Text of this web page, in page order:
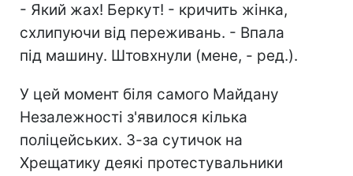
- Який жах! Беркут! - кричить жінка,
схлипуючи від переживань. - Впала
під машину. Штовхнули (мене, - ред.).
У цей момент біля самого Майдану
Незалежності з'явилося кілька
поліцейських. З-за сутичок на
Хрещатику деякі протестувальники